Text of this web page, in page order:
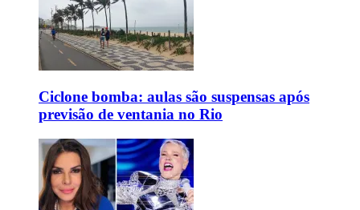
Ciclone bomba: aulas são suspensas após
previsão de ventania no Rio